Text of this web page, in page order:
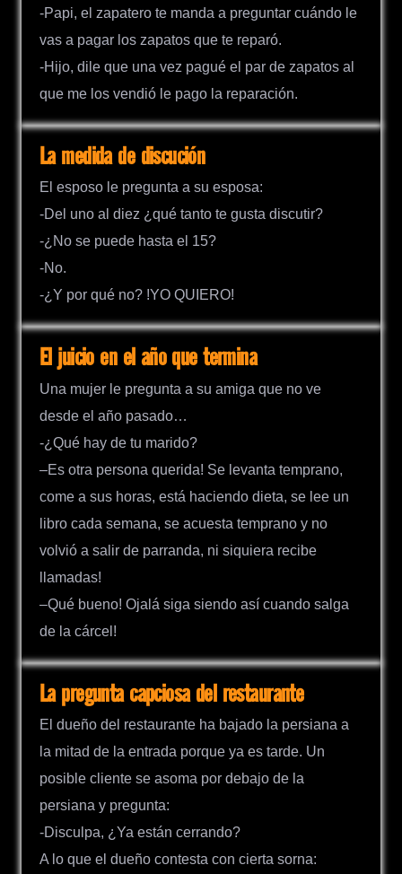
-Papi, el zapatero te manda a preguntar cuándo le
vas a pagar los zapatos que te reparó.
-Hijo, dile que una vez pagué el par de zapatos al
que me los vendió le pago la reparación.
La medida de discución
El esposo le pregunta a su esposa:
-Del uno al diez ¿qué tanto te gusta discutir?
-¿No se puede hasta el 15?
-No.
-¿Y por qué no? !YO QUIERO!
El juicio en el año que termina
Una mujer le pregunta a su amiga que no ve
desde el año pasado…
-¿Qué hay de tu marido?
–Es otra persona querida! Se levanta temprano,
come a sus horas, está haciendo dieta, se lee un
libro cada semana, se acuesta temprano y no
volvió a salir de parranda, ni siquiera recibe
llamadas!
–Qué bueno! Ojalá siga siendo así cuando salga
de la cárcel!
La pregunta capciosa del restaurante
El dueño del restaurante ha bajado la persiana a
la mitad de la entrada porque ya es tarde. Un
posible cliente se asoma por debajo de la
persiana y pregunta:
-Disculpa, ¿Ya están cerrando?
A lo que el dueño contesta con cierta sorna: